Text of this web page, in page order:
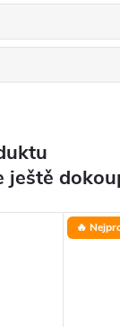
ještě
🔥